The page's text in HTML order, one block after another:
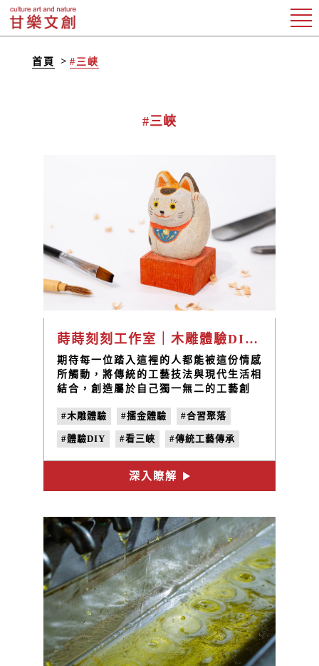
首頁 #三峽
#三峽
蒔蒔刻刻工作室｜木雕體驗DIY、擂金體驗DIY
期待每一位踏入這裡的人都能被這份情感
所觸動，將傳統的工藝技法與現代生活相
結合，創造屬於自己獨一無二的工藝創
#木雕體驗
#擂金體驗 #合習聚落
#體驗DIY #看三峽 #傳統工藝傳承
#三峽工藝職人 #蒔蒔刻刻工作室
深入瞭解